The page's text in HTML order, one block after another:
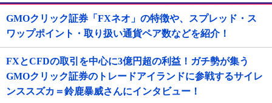
GMOクリック証券「FXネオ」の特徴や、スプレッド・ス
ワップポイント・取り扱い通貨ペア数などを紹介！
FXとCFDの取引を中心に3億円超の利益！ガチ勢が集う
GMOクリック証券のトレードアイランドに参戦するサイレ
ンススズカ＝鈴鹿暴威さんにインタビュー！